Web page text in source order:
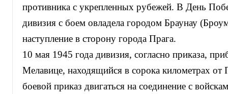
противника с укрепленных рубежей. В День
дивизия с боем овладела городом Браунау
наступление в сторону города Прага.
10 мая 1945 года дивизия, согласно приказа,
Мелавице, находящийся в сорока километрах от
боевой приказ двигаться на соединение с